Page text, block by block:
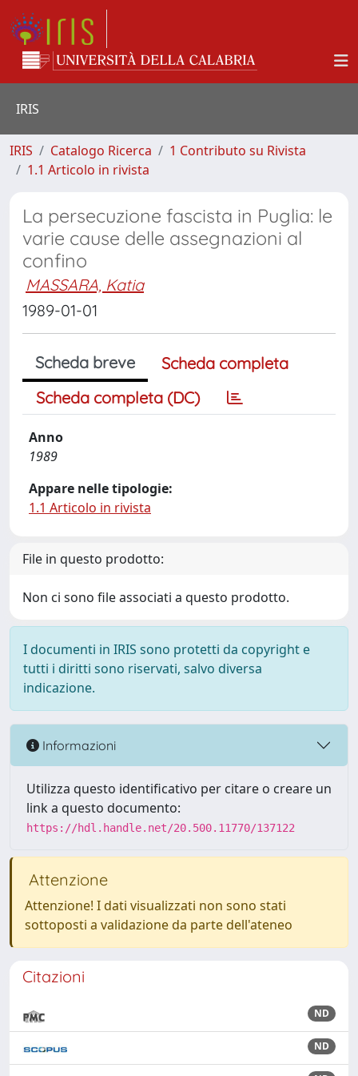
IRIS
IRIS Catalogo Ricerca
1 Contributo su Rivista
1.1 Articolo in rivista
La persecuzione fascista in Puglia: le
varie cause delle assegnazioni al
confino
MASSARA, Katia
1989-01-01
Scheda breve
Scheda completa
Scheda completa (DC)
Anno
1989
Appare nelle tipologie:
1.1 Articolo in rivista
File in questo prodotto:
Non ci sono file associati a questo prodotto.
I documenti in IRIS sono protetti da copyright e
tutti i diritti sono riservati, salvo diversa
indicazione.
Informazioni
Utilizza questo identificativo per citare o creare un
link a questo documento:
https://hdl.handle.net/20.500.11770/137122
Attenzione
Attenzione! I dati visualizzati non sono stati
sottoposti a validazione da parte dell'ateneo
Citazioni
ND
ND